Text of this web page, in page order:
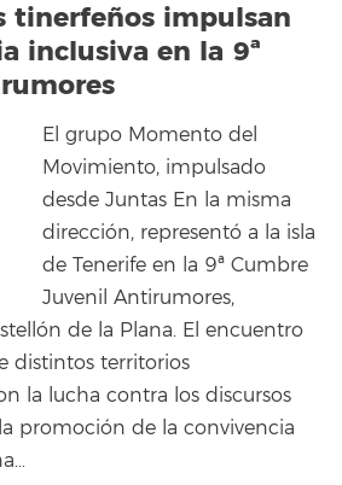
tinerfeños impulsan
inclusiva en la 9ª
El grupo Momento del
Movimiento, impulsado
desde Juntas En la misma
dirección, representó a la isla
de Tenerife en la 9ª Cumbre
Juvenil Antirumores,
de la Plana. El encuentro
distintos territorios
la lucha contra los discursos
promoción de la convivencia